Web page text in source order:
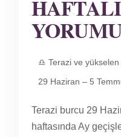
♎ Terazi ve
29 Haziran – 5
Terazi burcu 29
haftasında Ay